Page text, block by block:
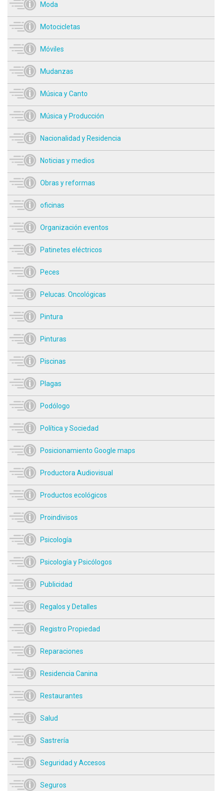
Moda
Motocicletas
Móviles
Mudanzas
Música y Canto
Música y Producción
Nacionalidad y Residencia
Noticias y medios
Obras y reformas
oficinas
Organización eventos
Patinetes eléctricos
Peces
Pelucas. Oncológicas
Pintura
Pinturas
Piscinas
Plagas
Podólogo
Política y Sociedad
Posicionamiento Google maps
Productora Audiovisual
Productos ecológicos
Proindivisos
Psicología
Psicología y Psicólogos
Publicidad
Regalos y Detalles
Registro Propiedad
Reparaciones
Residencia Canina
Restaurantes
Salud
Sastrería
Seguridad y Accesos
Seguros